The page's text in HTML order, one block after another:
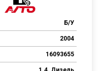
Б/У
2004
16093655